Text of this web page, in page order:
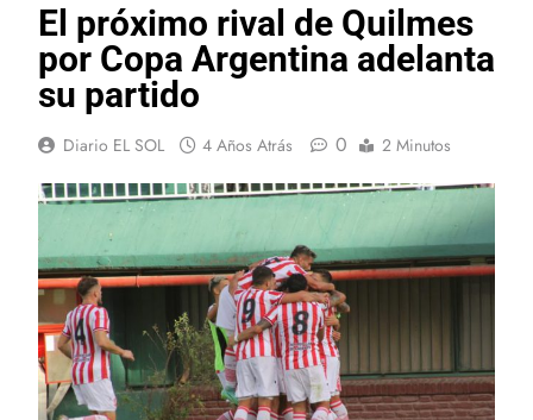
El próximo rival de Quilmes
por Copa Argentina adelanta
su partido
Diario EL SOL 4 Años Atrás 0 2 Minutos